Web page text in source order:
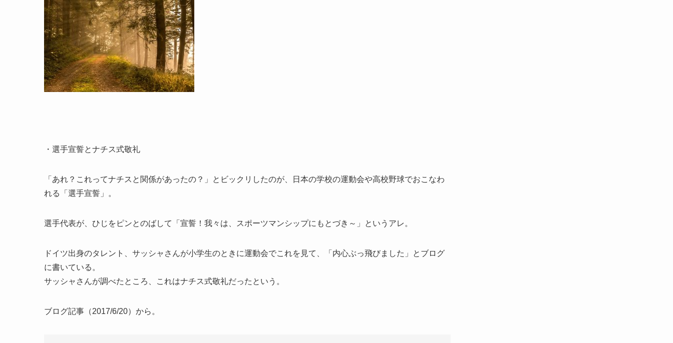
・選手宣誓とナチス式敬礼
「あれ？これってナチスと関係があったの？」とビックリしたのが、日本の学校の運動会や高校野球でおこなわ
れる「選手宣誓」。
選手代表が、ひじをピンとのばして「宣誓！我々は、スポーツマンシップにもとづき～」というアレ。
ドイツ出身のタレント、サッシャさんが小学生のときに運動会でこれを見て、「内心ぶっ飛びました」とブログ
に書いている。
サッシャさんが調べたところ、これはナチス式敬礼だったという。
ブログ記事（2017/6/20）から。